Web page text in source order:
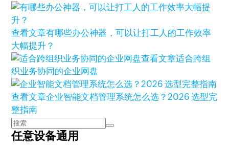
查看文章有哪些办公神器，可以让打工人的工作效率
大幅提升？
查看文章适合跨组
织业务协同的企业网盘
查看文章企业智能文档管理系统怎么选？2026 选型完
整指南
任意设备通用